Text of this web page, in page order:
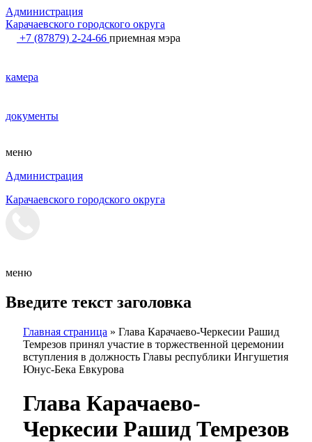
Администрация
Карачаевского городского округа
+7 (87879) 2-24-66 приемная мэра
камера
документы
меню
Администрация
Карачаевского городского округа
меню
Введите текст заголовка
Главная страница » Глава Карачаево-Черкесии Рашид
Темрезов принял участие в торжественной церемонии
вступления в должность Главы республики Ингушетия
Юнус-Бека Евкурова
Глава Карачаево-
Черкесии Рашид Темрезов